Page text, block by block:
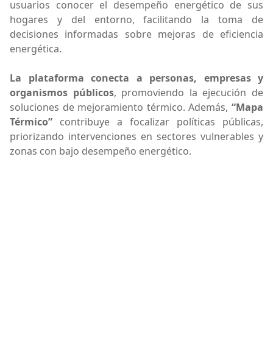
usuarios conocer el desempeño energético de sus
hogares y del entorno, facilitando la toma de
decisiones informadas sobre mejoras de eficiencia
energética.
La plataforma conecta a personas, empresas y
organismos públicos, promoviendo la ejecución de
soluciones de mejoramiento térmico. Además, “Mapa
Térmico” contribuye a focalizar políticas públicas,
priorizando intervenciones en sectores vulnerables y
zonas con bajo desempeño energético.